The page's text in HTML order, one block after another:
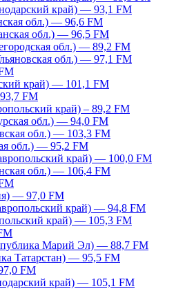
край) — 93,1 FM
обл.) — 96,6 FM
обл.) — 96,5 FM
обл.) — 89,2 FM
обл.) — 97,1 FM
край) — 101,1 FM
FM
край) – 89,2 FM
обл.) — 94,0 FM
обл.) — 103,3 FM
обл.) — 95,2 FM
край) — 100,0 FM
обл.) — 106,4 FM
— 97,0 FM
край) — 94,8 FM
край) — 105,3 FM
Марий Эл) — 88,7 FM
Татарстан) — 95,5 FM
FM
край) — 105,1 FM